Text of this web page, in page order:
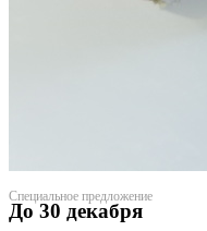
Специальное предложение
До 30 декабря